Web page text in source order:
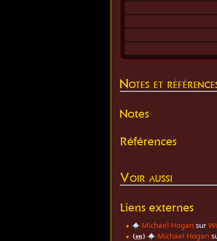
Notes et
Notes
Références
Voir aussi
Liens externes
Michael Hogansur
(en) Michael Hogan